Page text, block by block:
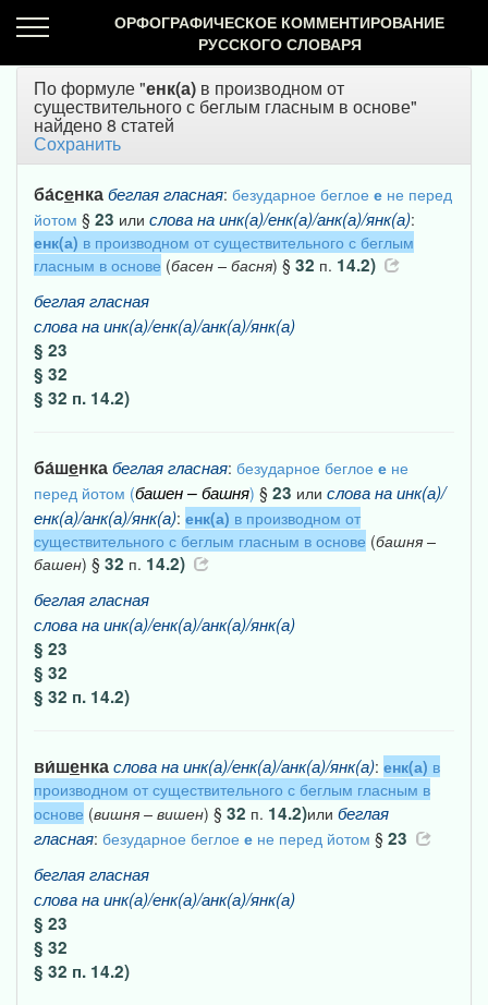
ОРФОГРАФИЧЕСКОЕ КОММЕНТИРОВАНИЕ
РУССКОГО СЛОВАРЯ
По формуле "енк(а) в производном от
существительного с беглым гласным в основе"
найдено 8 статей
Сохранить
ба́сенкабеглаягласная: безударное беглое е не перед
йотом § 23 или слованаинк(а)/енк(а)/анк(а)/янк(а):
енк(а) в производном от существительного с беглым
гласным в основе (басен – басня) § 32 п. 14.2)
беглаягласная
слованаинк(а)/енк(а)/анк(а)/янк(а)
§ 23
§ 32
§ 32 п. 14.2)
ба́шенкабеглаягласная: безударное беглое е не
перед йотом (башен–башня) § 23 или слованаинк(а)/
енк(а)/анк(а)/янк(а): енк(а) в производном от
существительного с беглым гласным в основе (башня –
башен) § 32 п. 14.2)
беглаягласная
слованаинк(а)/енк(а)/анк(а)/янк(а)
§ 23
§ 32
§ 32 п. 14.2)
ви́шенкаслованаинк(а)/енк(а)/анк(а)/янк(а): енк(а) в
производном от существительного с беглым гласным в
основе (вишня – вишен) § 32 п. 14.2)или беглая
гласная: безударное беглое е не перед йотом § 23
беглаягласная
слованаинк(а)/енк(а)/анк(а)/янк(а)
§ 23
§ 32
§ 32 п. 14.2)